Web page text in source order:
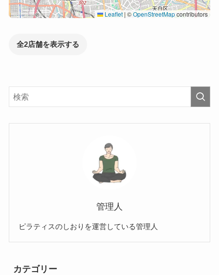
Leaflet| ©OpenStreetMapcontributors
全2店舗を表示する
管理人
ピラティスのしおりを運営している管理人
カテゴリー